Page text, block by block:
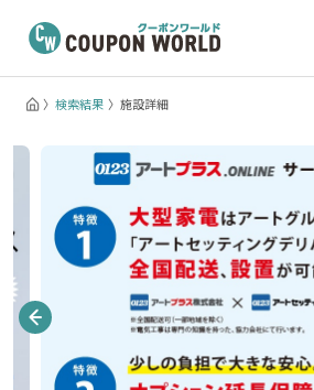
検索結果 施設詳細